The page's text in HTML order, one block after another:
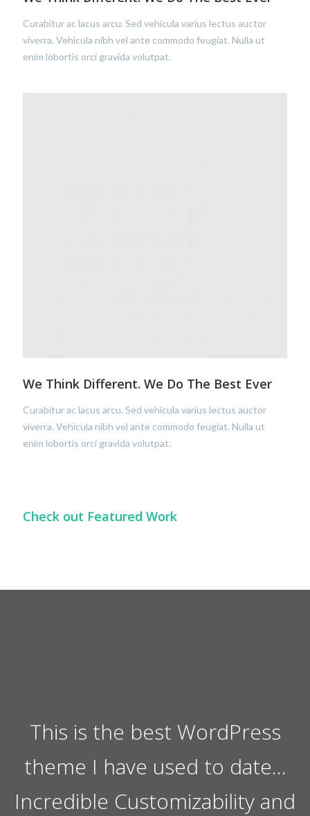
Curabitur ac lacus arcu. Sed vehicula varius lectus auctor
viverra. Vehicula nibh vel ante commodo feugiat. Nulla ut
enim lobortis orci gravida volutpat.
We Think Different. We Do The Best Ever
Curabitur ac lacus arcu. Sed vehicula varius lectus auctor
viverra. Vehicula nibh vel ante commodo feugiat. Nulla ut
enim lobortis orci gravida volutpat.
Check out Featured Work
This is the best WordPress
theme I have used to date…
Incredible Customizability and